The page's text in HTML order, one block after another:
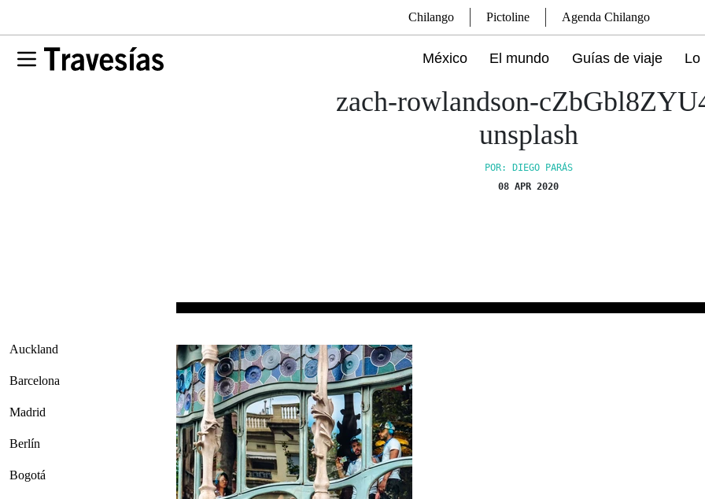
Chilango Pictoline Agenda Chilango
México El mundo Guías de viaje Lo
zach-rowlandson-
unsplash
POR: DIEGO PARÁS
08 APR 2020
Auckland
Barcelona
Madrid
Berlín
Bogotá